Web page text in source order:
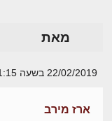
מאת
22/02/2019 בשעה 21:15
ארז מירב